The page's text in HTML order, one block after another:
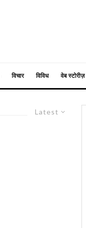
विचार विविध वेब स्टोरीज़
Latest